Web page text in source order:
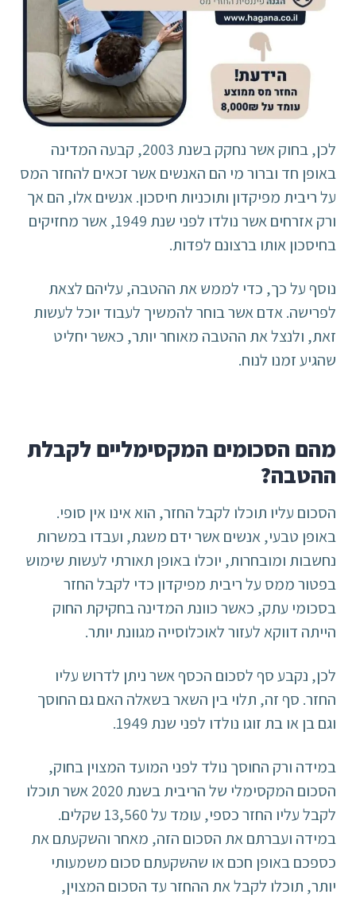
לכן, בחוק אשר נחקק בשנת 2003, קבעה המדינה
באופן חד וברור מי הם האנשים אשר זכאים להחזר המס
על ריבית מפיקדון ותוכניות חיסכון. אנשים אלו, הם אך
ורק אזרחים אשר נולדו לפני שנת 1949, אשר מחזיקים
בחיסכון אותו ברצונם לפדות.
נוסף על כך, כדי לממש את ההטבה, עליהם לצאת
לפרישה. אדם אשר בוחר להמשיך לעבוד יוכל לעשות
זאת, ולנצל את ההטבה מאוחר יותר, כאשר יחליט
שהגיע זמנו לנוח.
מהם הסכומים המקסימליים לקבלת
ההטבה?
הסכום עליו תוכלו לקבל החזר, הוא אינו אין סופי.
באופן טבעי, אנשים אשר ידם משגת, ועבדו במשרות
נחשבות ומובחרות, יוכלו באופן תאורתי לעשות שימוש
בפטור ממס על ריבית מפיקדון כדי לקבל החזר
בסכומי עתק, כאשר כוונת המדינה בחקיקת החוק
הייתה דווקא לעזור לאוכלוסייה מגוונת יותר.
לכן, נקבע סף לסכום הכסף אשר ניתן לדרוש עליו
החזר. סף זה, תלוי בין השאר בשאלה האם גם החוסך
וגם בן או בת זוגו נולדו לפני שנת 1949.
במידה ורק החוסך נולד לפני המועד המצוין בחוק,
הסכום המקסימלי של הריבית בשנת 2020 אשר תוכלו
לקבל עליו החזר כספי, עומד על 13,560 שקלים.
במידה ועברתם את הסכום הזה, מאחר והשקעתם את
כספכם באופן חכם או שהשקעתם סכום משמעותי
יותר, תוכלו לקבל את ההחזר עד הסכום המצוין,